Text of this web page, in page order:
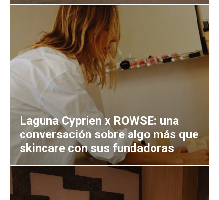
Laguna Cyprien x ROWSE: una
conversación sobre algo más que
skincare con sus fundadoras